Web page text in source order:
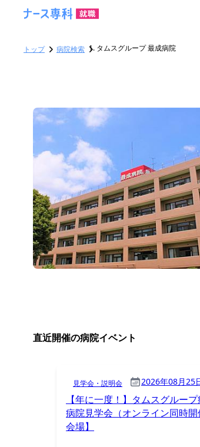
トップ 病院検索 タムスグループ 最成病院
直近開催の病院イベント
見学会・説明会 2026年08月25
【年に一度！】タムスグルー
病院見学会（オンライン同時
会場】